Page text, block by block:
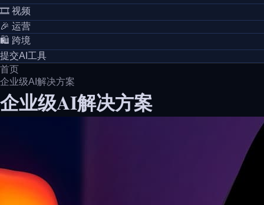
🎞️ 视频
🎉 运营
🛍️ 跨境
提交AI工具
首页
企业级AI解决方案
企业级AI解决方案